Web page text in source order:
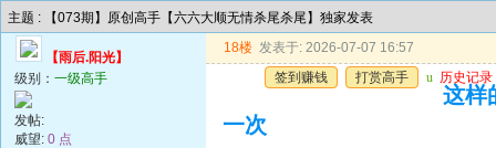
主题 : 【073期】原创高手【六六大顺无情杀尾杀尾】独家发表
【雨后.阳光】
级别： 一级高手
发帖:
威望: 0 点
18楼 发表于: 2026-07-07 16:57
签到赚钱
打赏高手 u 历史记录
这样
一次